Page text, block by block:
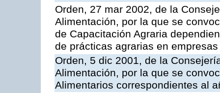
Orden, 27 mar 2002, de la
Alimentación, por la que se
de Capacitación Agraria
de prácticas agrarias en
Orden, 5 dic 2001, de la
Alimentación, por la que se
Alimentarios correspondientes al